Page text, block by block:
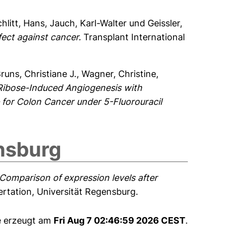
Hans,Jauch, Karl-Walter und Geissler,
against cancer. Transplant International
Christiane J.,Wagner, Christine,
Induced Angiogenesis with
Colon Cancer under 5-Fluorouracil
of expression levels after
Universität Regensburg.
erzeugt am Fri Aug 7 02:46:59 2026 CEST.